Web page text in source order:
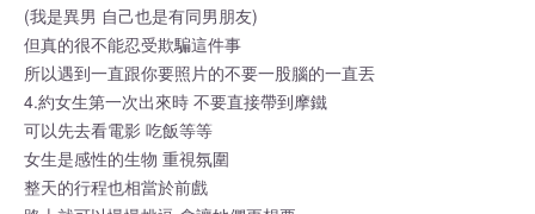
(我是異男 自己也是有同男朋友)
但真的很不能忍受欺騙這件事
所以遇到一直跟你要照片的不要一股腦的一直丟
4.約女生第一次出來時 不要直接帶到摩鐵
可以先去看電影 吃飯等等
女生是感性的生物 重視氛圍
整天的行程也相當於前戲